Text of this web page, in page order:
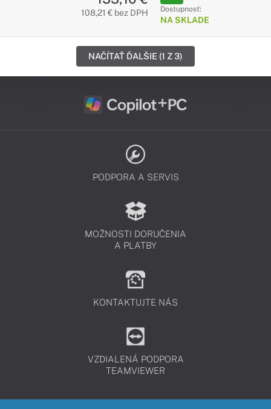
108,21 € bez DPH Dostupnosť:
NA SKLADE
NAČÍTAŤ ĎALŠIE (1 Z 3)
PODPORA A SERVIS
MOŽNOSTI DORUČENIA
A PLATBY
KONTAKTUJTE NÁS
VZDIALENÁ PODPORA
TEAMVIEWER